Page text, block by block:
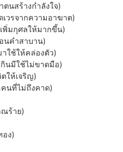
ตนสร้างกำลังใจ)
วรจากความอาฆาต)
มกุศลให้มากขึ้น)
นคำสาบาน)
ใช้ให้คล่องตัว)
นมีใช้ไม่ขาดมือ)
ให้เจริญ)
นที่ไม่ถึงคาด)
ร้าย)
อง)